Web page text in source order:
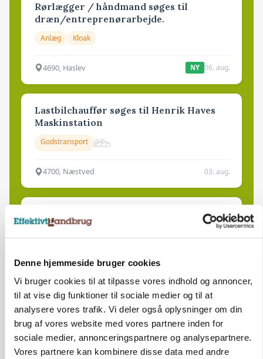
Denne hjemmeside bruger cookies
Vi bruger cookies til at tilpasse vores indhold og annoncer,
til at vise dig funktioner til sociale medier og til at
analysere vores trafik. Vi deler også oplysninger om din
brug af vores website med vores partnere inden for
sociale medier, annonceringspartnere og analysepartnere.
Vores partnere kan kombinere disse data med andre
Rørlægger / håndmand søges til
dræn/entreprenørarbejde.
Anlæg Kloak
4690, Haslev NY 06. aug.
Lastbilchauffør søges til Henrik Haves
Maskinstation
Godstransport
4700, Næstved 03. aug.
Kalvepasser til ejendom i udvikling søges
Kalve